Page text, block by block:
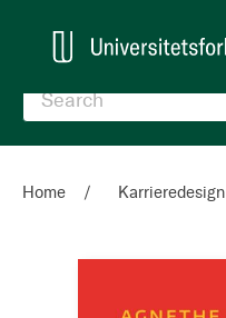
Home Karrieredesign